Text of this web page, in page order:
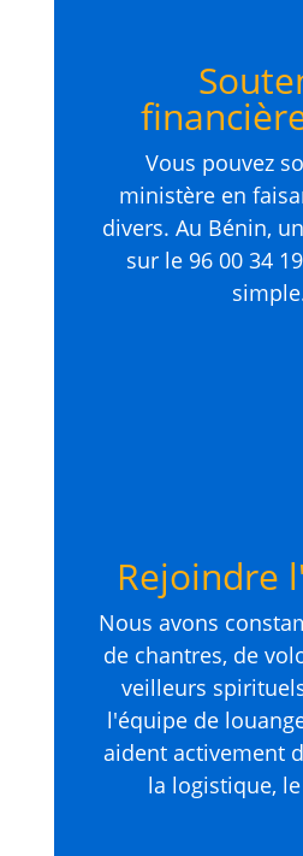
Vous pouvez
ministère en
divers. Au Bénin,
sur le 96 00 34
Rejoindre
Nous avons
de chantres, de
veilleurs
l'équipe de
aident activement
la logistique,